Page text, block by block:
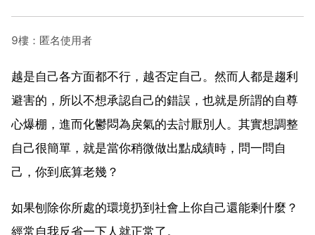
9樓：匿名使用者
越是自己各方面都不行，越否定自己。然而人都是趨利
避害的，所以不想承認自己的錯誤，也就是所謂的自尊
心爆棚，進而化鬱悶為戾氣的去討厭別人。其實想調整
自己很簡單，就是當你稍微做出點成績時，問一問自
己，你到底算老幾？
如果刨除你所處的環境扔到社會上你自己還能剩什麼？
經常自我反省一下人就正常了。